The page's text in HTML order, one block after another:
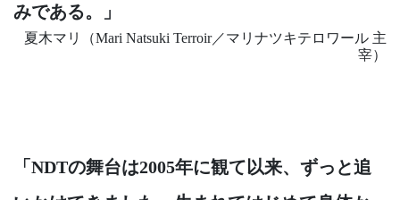
みである。」
夏木マリ（Mari Natsuki Terroir／マリナツキテロワール 主
宰）
「NDTの舞台は2005年に観て以来、ずっと追